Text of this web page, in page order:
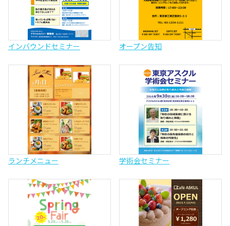
インバウンドセミナー オープン告知
ランチメニュー 学術会セミナー